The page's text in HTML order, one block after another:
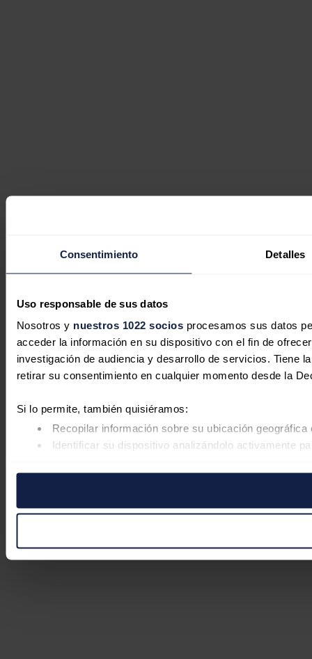
Consentimiento Detalles
Uso responsable de sus datos
Nosotros y nuestros 1022 sociosprocesamos sus datos
acceder la información en su dispositivo con el fin de
investigación de audiencia y desarrollo de servicios. Tiene
retirar su consentimiento en cualquier momento desde la
Si lo permite, también quisiéramos:
Recopilar información sobre su ubicación
Identificar su dispositivo analizándolo activamente
Las cookies de este sitio web se usan para personalizar el
pueden combinarla con otra información que les haya